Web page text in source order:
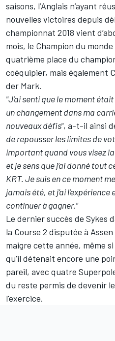
saisons, l’Anglais n’ayant
nouvelles victoires depuis
championnat 2018 vient
mois, le Champion du
quatrième place du
coéquipier, mais également
der Mark.
"J’ai senti que le moment
un changement dans ma
nouveaux défis", a-t-il ainsi
de repousser les limites de
important quand vous visez
et je sens que j’ai donné tout
KRT. Je suis en ce moment
jamais été, et j’ai
continuer à gagner."
Le dernier succès de Sykes
la Course 2 disputée à
maigre cette année, même
qu'il détenait encore une
pareil, avec quatre
du reste permis de devenir
l'exercice.